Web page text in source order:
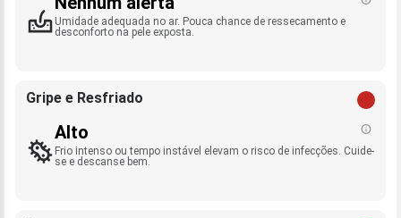
Umidade adequada no ar. Pouca chance de ressecamento e
desconforto na pele exposta.
Gripe e Resfriado
Alto
Frio intenso ou tempo instável elevam o risco de infecções. Cuide-
se e descanse bem.